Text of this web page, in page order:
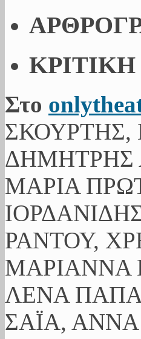
ΚΡΙΤΙΚΗ
Στο
ΔΗΜΗΤΡΗΣ
ΜΑΡΙΑ
ΡΑΝΤΟΥ,
ΜΑΡΙΑΝΝΑ
ΛΕΝΑ
ΣΑΪΑ,